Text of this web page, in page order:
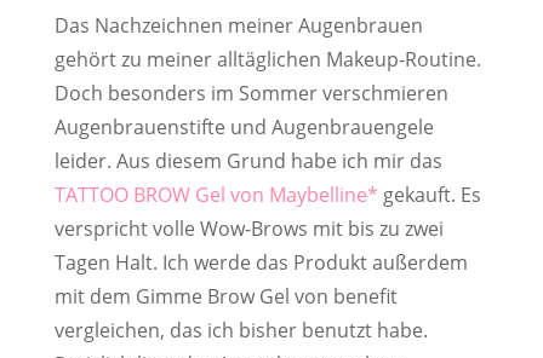
Das Nachzeichnen meiner Augenbrauen
gehört zu meiner alltäglichen Makeup-Routine.
Doch besonders im Sommer verschmieren
Augenbrauenstifte und Augenbrauengele
leider. Aus diesem Grund habe ich mir das
TATTOO BROW Gel von Maybelline
gekauft. Es
verspricht volle Wow-Brows mit bis zu zwei
Tagen Halt. Ich werde das Produkt außerdem
mit dem Gimme Brow Gel von benefit
vergleichen, das ich bisher benutzt habe.